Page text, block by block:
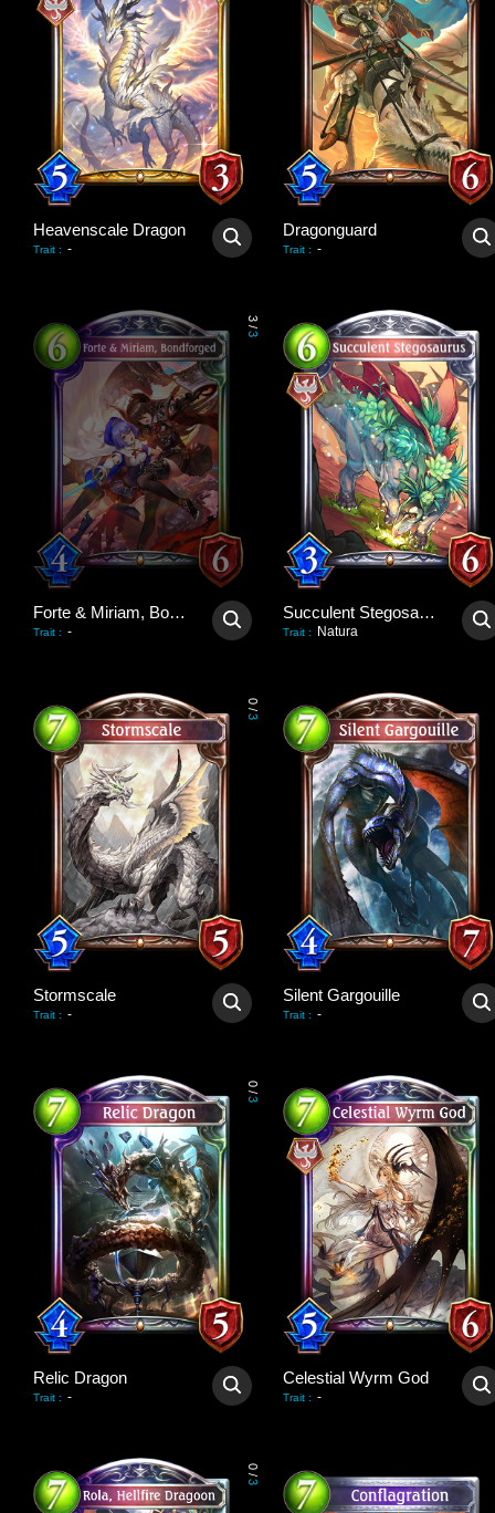
Heavenscale Dragon
Trait : -
Dragonguard
Trait : -
3
/
3
Forte & Miriam, Bondforged
Trait : -
Succulent Stegosaurus
Trait : Natura
0
/
3
Stormscale
Trait : -
Silent Gargouille
Trait : -
0
/
3
Relic Dragon
Trait : -
Celestial Wyrm God
Trait : -
0
/
3